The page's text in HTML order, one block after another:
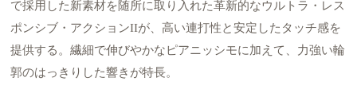
で採用した新素材を随所に取り入れた革新的なウルトラ・レス
ポンシブ・アクションIIが、高い連打性と安定したタッチ感を
提供する。繊細で伸びやかなピアニッシモに加えて、力強い輪
郭のはっきりした響きが特長。